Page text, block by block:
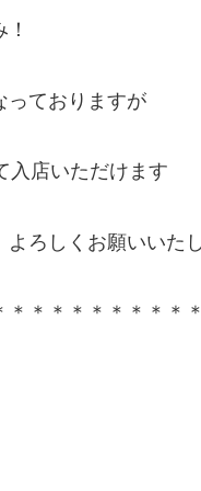
っておりますが
入店いただけます
ろしくお願いいた
＊＊＊＊＊＊＊＊＊